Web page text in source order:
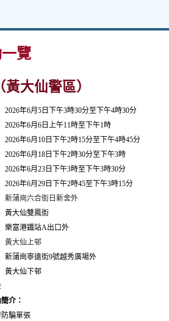
覽
大仙警區）
2026年6月5 日下午3時30分至下午4時30分
2026年6月6 日上午11時至下午1時
2026年6月 10 日下午2時15分至下午4時45分
2026年6月 18 日下午2時30分至下午3時
2026年6月23 日下午3時至下午3時30分
2026年6月29 日下午2時45至下午3時15分
新蒲崗六合街日新舍外
黃大仙雙鳳街
樂富港鐵站A出口外
黃大仙上邨
新蒲崗寧遠街9號越秀廣場外
黃大仙下邨
介：
騙單張